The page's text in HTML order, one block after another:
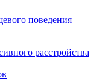
поведения
расстройства